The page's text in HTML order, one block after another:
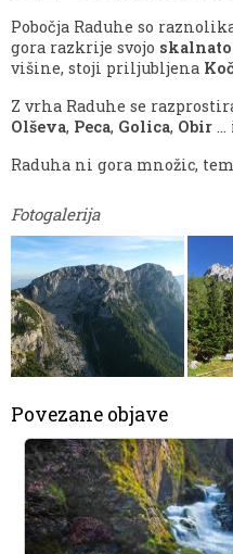
Pobočja Raduhe so
gora razkrije svojo
višine, stoji priljubljena
Z vrha Raduhe se
Olševa, Peca, Golica, Obir …
Raduha ni gora množic,
Fotogalerija
Povezane objave